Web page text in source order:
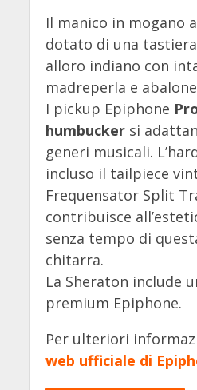
Il manico in mogano
dotato di una
alloro indiano con
madreperla e
I pickup Epiphone
humbuckersi
generi musicali.
incluso il tailpiece
Frequensator Split
contribuisce
senza tempo di
chitarra.
La Sheraton include
premium Epiphone.
Per ulteriori
web ufficiale di